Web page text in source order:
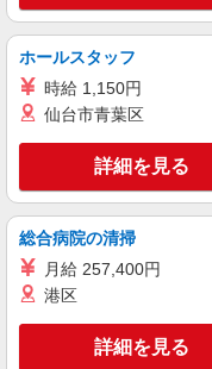
派遣社員
株式会社kotrio /●SI-H-
≪南
時
通費全
川
キープ
派遣社員
株式会社トラストグロー
サービ
ホールスタッフ
時給 1,150円
仙台市青葉区
詳細を見る
総合病院の清掃
月給 257,400円
港区
詳細を見る